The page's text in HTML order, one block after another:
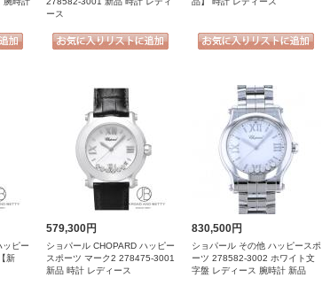
ース
579,300円 830,500円
ッピー
新
ショパール CHOPARD ハッピー
スポーツ マーク2 278475-3001
新品 時計 レディース
ショパール その他 ハッピースポ
ーツ 278582-3002 ホワイト文
字盤 レディース 腕時計 新品